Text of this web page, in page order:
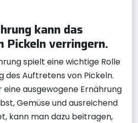
kann das
verringern.
spielt eine wichtige Rolle
des Auftretens von Pickeln.
eine ausgewogene Ernährung
Gemüse und ausreichend
kann man dazu beitragen,